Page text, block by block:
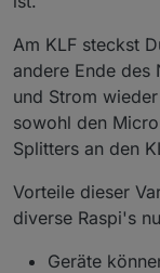
Am KLF steckst
andere Ende des
und Strom
sowohl den
Splitters an den
Vorteile dieser
diverse Raspi's
Geräte